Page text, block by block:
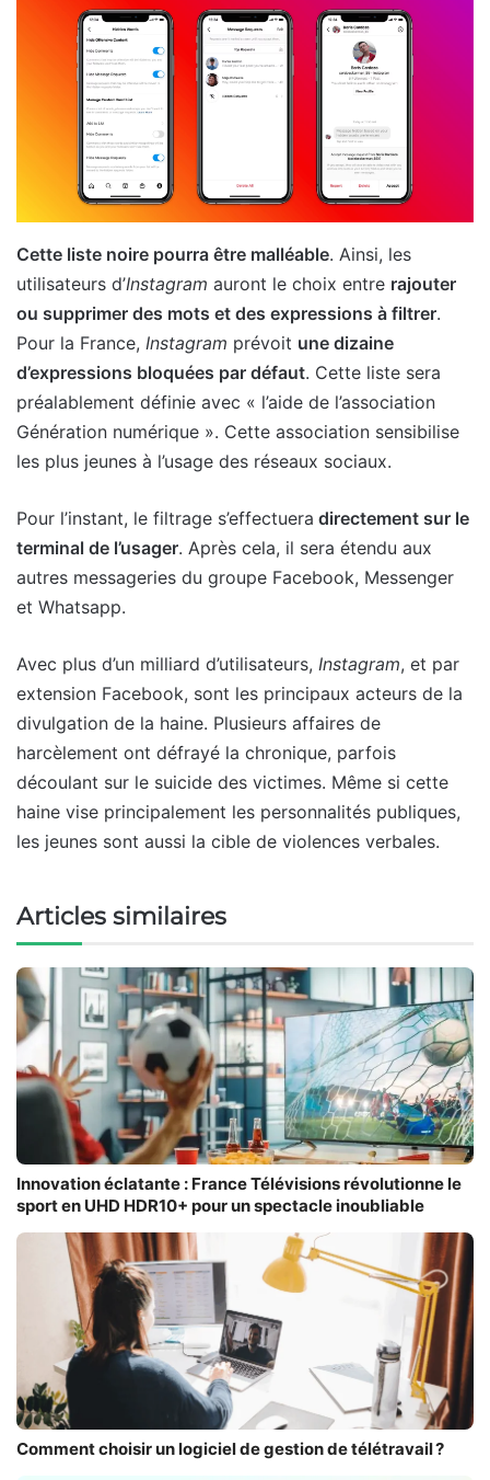
Cette liste noire pourra être malléable. Ainsi, les
utilisateurs d’Instagram auront le choix entre rajouter
ou supprimer des mots et des expressions à filtrer.
Pour la France, Instagram prévoit une dizaine
d’expressions bloquées par défaut. Cette liste sera
préalablement définie avec « l’aide de l’association
Génération numérique ». Cette association sensibilise
les plus jeunes à l’usage des réseaux sociaux.
Pour l’instant, le filtrage s’effectuera directement sur le
terminal de l’usager. Après cela, il sera étendu aux
autres messageries du groupe Facebook, Messenger
et Whatsapp.
Avec plus d’un milliard d’utilisateurs, Instagram, et par
extension Facebook, sont les principaux acteurs de la
divulgation de la haine. Plusieurs affaires de
harcèlement ont défrayé la chronique, parfois
découlant sur le suicide des victimes. Même si cette
haine vise principalement les personnalités publiques,
les jeunes sont aussi la cible de violences verbales.
Articles similaires
Innovation éclatante : France Télévisions révolutionne le
sport en UHD HDR10+ pour un spectacle inoubliable
Comment choisir un logiciel de gestion de télétravail ?